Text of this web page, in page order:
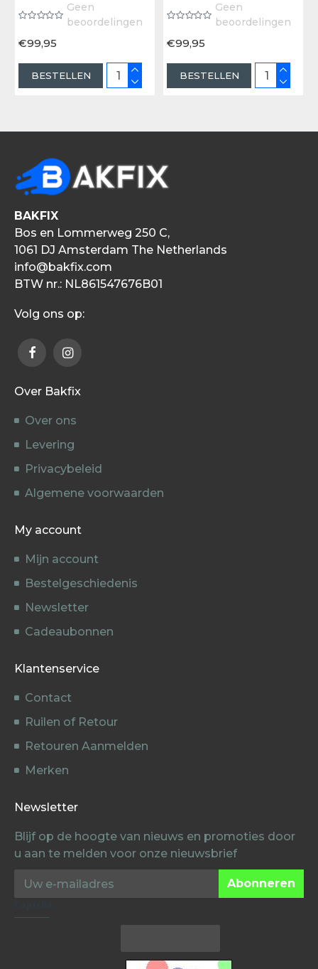
Geen
beoordelingen
€99,95
BESTELLEN
Geen
beoordelingen
€99,95
BESTELLEN
BAKFIX
Bos en Lommerweg 250 C,
1061 DJ Amsterdam The Netherlands
info@bakfix.com
BTW nr.: NL861547676B01
Volg ons op:
Over Bakfix
Over ons
Levering
Privacybeleid
Algemene voorwaarden
My account
Mijn account
Bestelgeschiedenis
Newsletter
Cadeaubonnen
Klantenservice
Contact
Ruilen of Retour
Retouren Aanmelden
Merken
Newsletter
Blijf op de hoogte van nieuws en promoties door
u aan te melden voor onze nieuwsbrief
Abonneren